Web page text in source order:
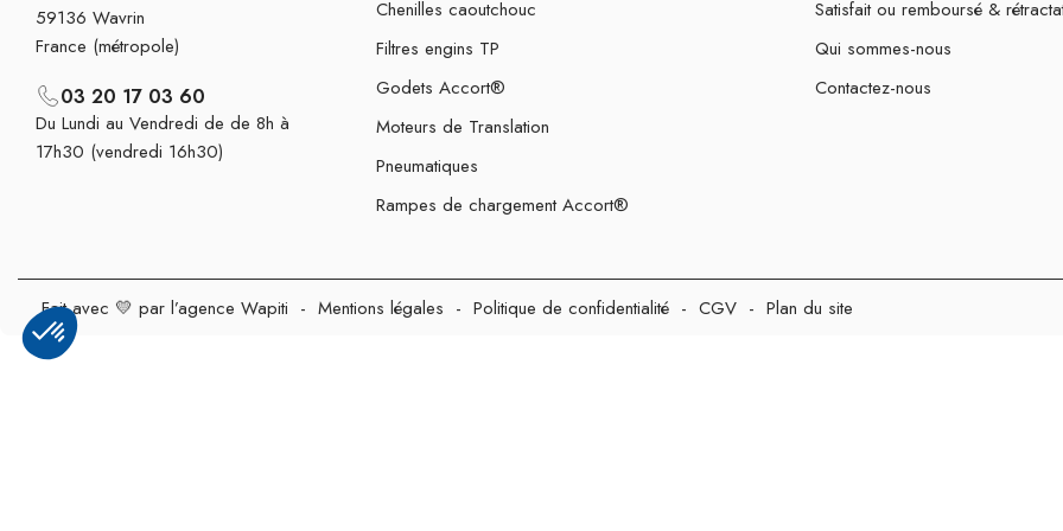
59136 Wavrin
France (métropole)
03 20 17 03 60
Du Lundi au Vendredi de de 8h à
17h30 (vendredi 16h30)
Chenilles caoutchouc
Filtres engins TP
Godets Accort®
Moteurs de Translation
Pneumatiques
Rampes de chargement Accort®
Satisfait ou remboursé &
Qui sommes-nous
Contactez-nous
Fait avec 💛 par l’agence Wapiti - Mentions légales - Politique de confidentialité - CGV - Plan du site